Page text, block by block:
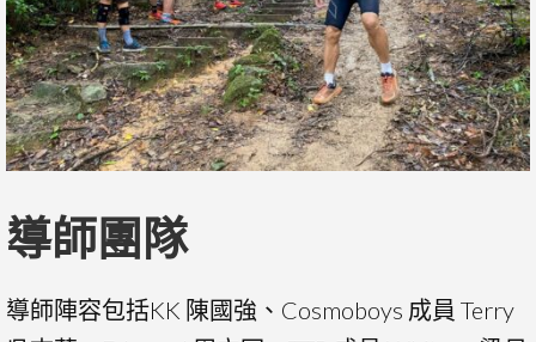
導師團隊
導師陣容包括KK 陳國強、Cosmoboys 成員 Terry